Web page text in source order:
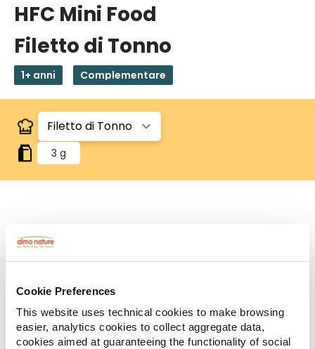
Cookie Preferences
This website uses technical cookies to make browsing
easier, analytics cookies to collect aggregate data,
cookies aimed at guaranteeing the functionality of social
HFC Mini Food
Filetto di Tonno
1+ anni Complementare
3 g
Human Grade
Carne o pesce in origine idonei al consumo umano
e ora utilizzati in questi alimenti per cani o gatti.
Ricette no-gluten.
Monoproteico
Un'unica fonte di proteine animali. Ideale in caso di
difficoltà alimentari.